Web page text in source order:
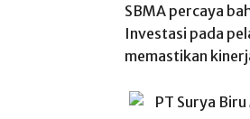
SBMA percaya
Investasi pada
memastikan